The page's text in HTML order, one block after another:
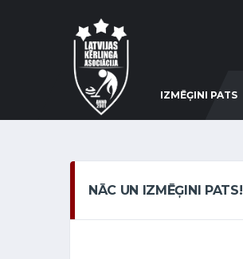
IZMĒĢINI PATS
NĀC UN IZMĒĢINI PATS!